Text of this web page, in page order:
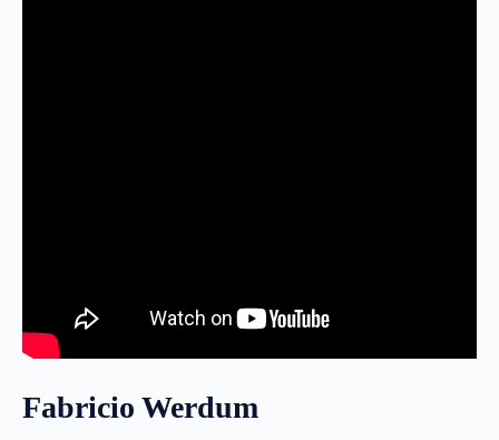
Fabricio Werdum